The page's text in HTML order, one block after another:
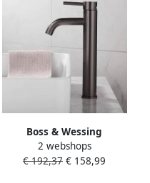
Boss & Wessing
Wastafelkraan BWS Plus 30.5
cm Gunmetal
2 webshops
€ 192,37 € 158,99